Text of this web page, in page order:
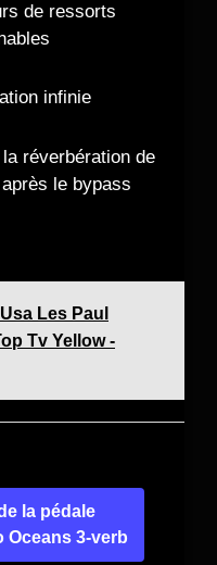
de ressorts
infinie
la réverbération de
le bypass
Les Paul
Tv Yellow -
la pédale
Oceans 3-verb